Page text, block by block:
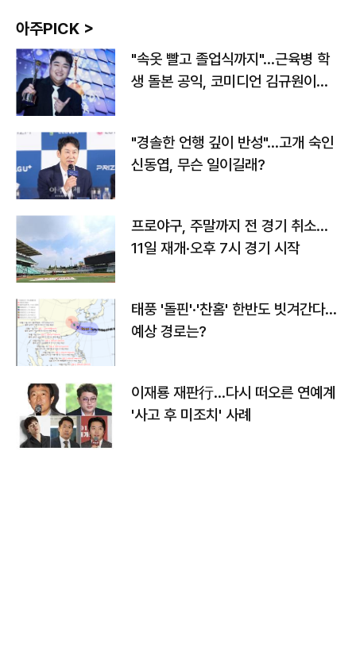
아주PICK >
"속옷 빨고 졸업식까지"…근육병 학
생 돌본 공익, 코미디언 김규원이었
"경솔한 언행 깊이 반성"…고개 숙인
신동엽, 무슨 일이길래?
프로야구, 주말까지 전 경기 취소…
11일 재개·오후 7시 경기 시작
태풍 '돌핀'·'찬홈' 한반도 빗겨간다…
예상 경로는?
이재룡 재판行…다시 떠오른 연예계
'사고 후 미조치' 사례